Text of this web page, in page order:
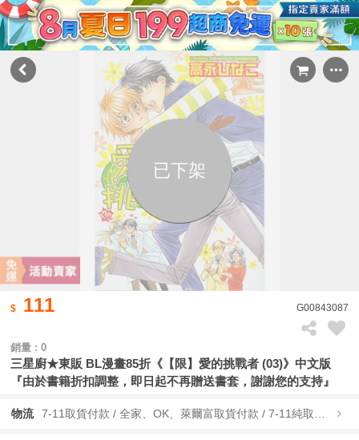
已下架
111 G00843087
銷量 : 0
三星廚★東販 BL漫畫85折《【限】愛的挑戰者 (03)》中文版
『由於書籍折扣調整，即日起不再贈送書套，謝謝您的支持』
物流